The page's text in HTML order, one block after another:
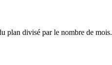
plan divisé par le nombre de mois.